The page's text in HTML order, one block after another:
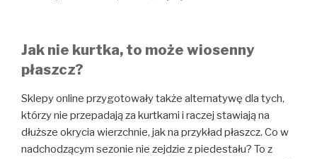
Jak nie kurtka, to może wiosenny
płaszcz?
Sklepy online przygotowały także alternatywę dla tych,
którzy nie przepadają za kurtkami i raczej stawiają na
dłuższe okrycia wierzchnie, jak na przykład płaszcz. Co w
nadchodzącym sezonie nie zejdzie z piedestału? To z